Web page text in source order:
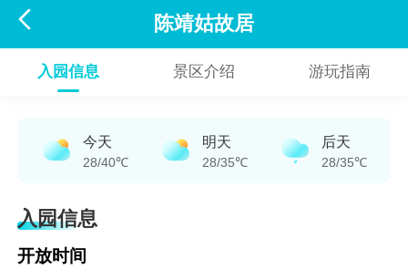
 陈靖姑故居
入园信息 景区介绍 游玩指南
今天
28/40℃
明天
28/35℃
后天
28/35℃
入园信息
开放时间